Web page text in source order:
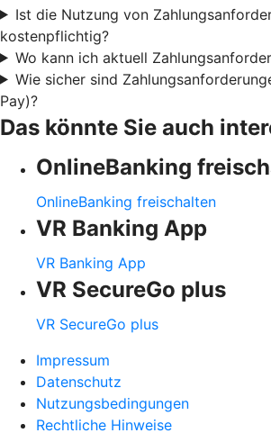
Ist die Nutzung von
kostenpflichtig?
Wo kann ich aktuell
Wie sicher sind
Pay)?
Das könnte Sie auch
OnlineBanking
OnlineBanking freischalten
VR Banking App
VR Banking App
VR SecureGo plus
VR SecureGo plus
Impressum
Datenschutz
Nutzungsbedingungen
Rechtliche Hinweise